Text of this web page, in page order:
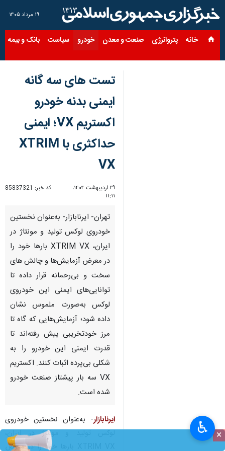
۱۹ مرداد ۱۴۰۵
خانه پتروانرژی صنعت و معدن خودرو سیاست بانک و بیمه
×
تست های سه گانه
ایمنی بدنه خودرو
اکستریم VX؛ ایمنی
حداکثری با XTRIM
VX
۲۹ اردیبهشت ۱۴۰۴،
۱۱:۱۱
کد خبر: 85837321
تهران- ایرنابازار- به‌عنوان نخستین
خودروی لوکس تولید و مونتاژ در
ایران، XTRIM VX بارها خود را
در معرض آزمایش‌ها و چالش های
سخت و بی‌رحمانه قرار داده تا
توانایی‌های ایمنی این خودروی
لوکس به‌صورت ملموس نشان
داده شود؛ آزمایش‌هایی که گاه تا
مرز خودتخریبی پیش رفته‌اند تا
قدرت ایمنی این خودرو را به
شکلی بی‌پرده اثبات کنند. اکستریم
VX سه بار پیشتاز صنعت خودرو
شده است.
ایرنابازار- به‌عنوان نخستین خودروی
لوکس تولید و مونتاژ در ایران،
XTRIM VX بارها خود را در معرض
♿︎